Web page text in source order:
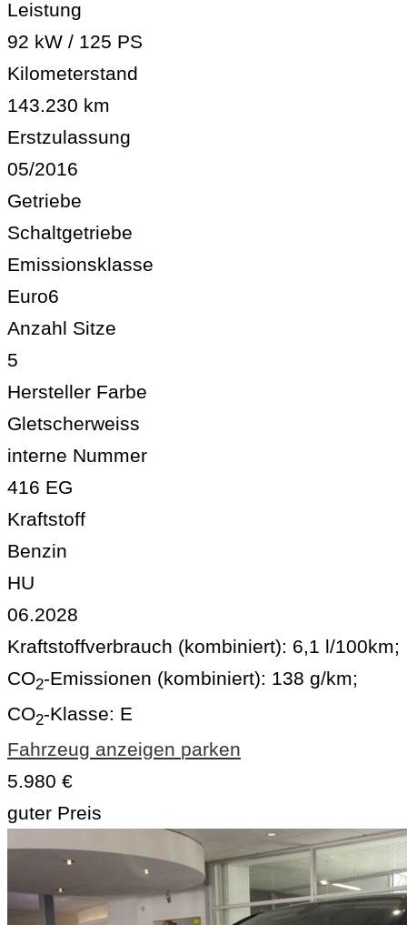
Leistung
92 kW / 125 PS
Kilometerstand
143.230 km
Erstzulassung
05/2016
Getriebe
Schaltgetriebe
Emissionsklasse
Euro6
Anzahl Sitze
5
Hersteller Farbe
Gletscherweiss
interne Nummer
416 EG
Kraftstoff
Benzin
HU
06.2028
Kraftstoffverbrauch (kombiniert): 6,1 l/100km;
CO2-Emissionen (kombiniert): 138 g/km;
CO2-Klasse: E
Fahrzeug anzeigen parken
5.980 €
guter Preis